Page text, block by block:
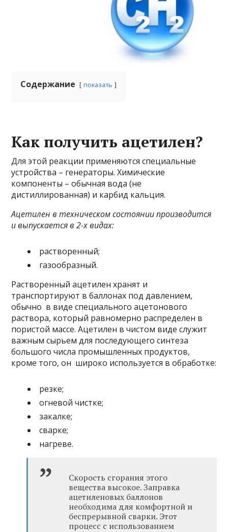
Содержание показать
Как получить ацетилен?
Для этой реакции применяются специальные
устройства – генераторы. Химические
компоненты – обычная вода (не
дистиллированная) и карбид кальция.
Ацетилен в техническом состоянии производится
и выпускается в 2-х видах:
растворенный;
газообразный.
Растворенный ацетилен хранят и
транспортируют в баллонах под давлением,
обычно в виде специального ацетонового
раствора, который равномерно распределен в
пористой массе. Ацетилен в чистом виде служит
важным сырьем для последующего синтеза
большого числа промышленных продуктов,
кроме того, он широко используется в обработке:
резке;
огневой чистке;
закалке;
сварке;
нагреве.
Скорость сгорания этого
вещества высокое. Заправка
ацетиленовых баллонов
необходима для комфортной и
беспрерывной сварки. Этот
процесс с использованием